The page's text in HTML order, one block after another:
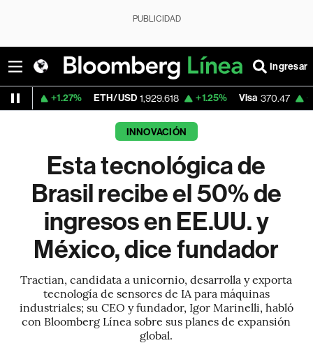
PUBLICIDAD
Ingresar
ETH/USD 1,929.618 +1.25% Visa 370.47 +0.52%
INNOVACIÓN
Esta tecnológica de
Brasil recibe el 50% de
ingresos en EE.UU. y
México, dice fundador
Tractian, candidata a unicornio, desarrolla y exporta
tecnología de sensores de IA para máquinas
industriales; su CEO y fundador, Igor Marinelli, habló
con Bloomberg Línea sobre sus planes de expansión
global.